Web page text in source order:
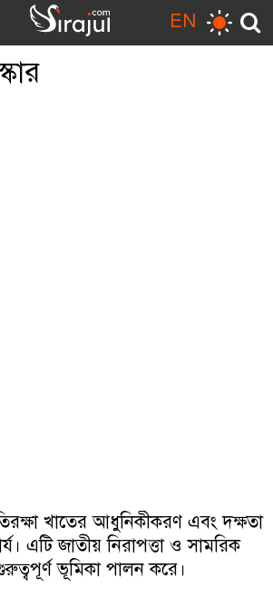
EN
খাতের আধুনিকীকরণ এবং দক্ষতা
এটি জাতীয় নিরাপত্তা ও সামরিক
ভূমিকা পালন করে।